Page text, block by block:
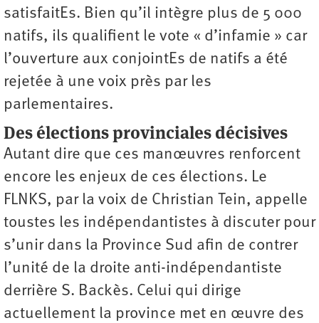
satisfaitEs. Bien qu’il intègre plus de 5 000
natifs, ils qualifient le vote « d’infamie » car
l’ouverture aux conjointEs de natifs a été
rejetée à une voix près par les
parlementaires.
Des élections provinciales décisives
Autant dire que ces manœuvres renforcent
encore les enjeux de ces élections. Le
FLNKS, par la voix de Christian Tein, appelle
toustes les indépendantistes à discuter pour
s’unir dans la Province Sud afin de contrer
l’unité de la droite anti-indépendantiste
derrière S. Backès. Celui qui dirige
actuellement la province met en œuvre des